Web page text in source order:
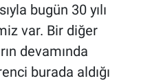
bugün 30 yılı
var. Bir diğer
devamında
burada aldığı